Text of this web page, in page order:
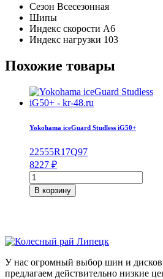
Сезон Всесезонная
Шипы
Индекс скорости A6
Индекс нагрузки 103
Похожие товары
Yokohama iceGuard Studless iG50+
22555R17Q97
8227 ₽
Количество
товара
Yokohama
225/55/R17
Q
В корзину
У нас огромный выбор шин и дисков
предлагаем действительно низкие